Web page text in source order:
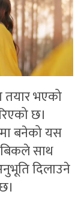
तयार भएको
छ।
बनेको यस
साथ
दिलाउने